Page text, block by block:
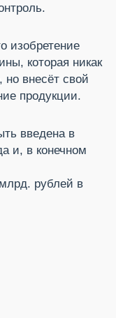
изобретение
которая никак
но внесёт свой
продукции.
введена в
и, в конечном
рублей в